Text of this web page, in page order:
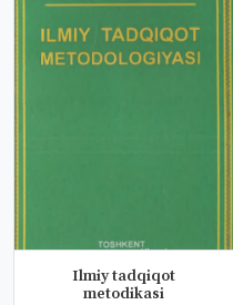
Ilmiy tadqiqot
metodikasi